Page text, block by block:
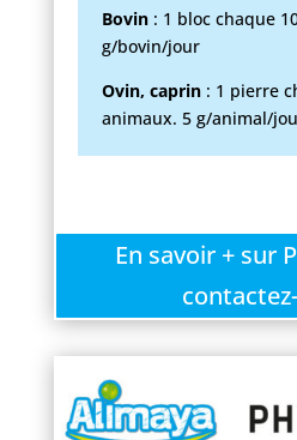
Bovin: 1 bloc chaque
g/bovin/jour
Ovin, caprin: 1 pierre
animaux. 5 g/animal/
En savoir + sur